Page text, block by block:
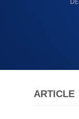
ARTICLE